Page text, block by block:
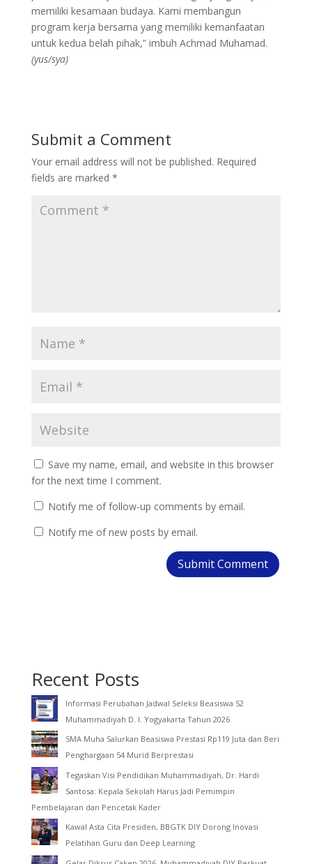
memiliki kesamaan budaya. Kami membangun
program kerja bersama yang memiliki kemanfaatan
untuk kedua belah pihak,” imbuh Achmad Muhamad.
(yus/sya)
Submit a Comment
Your email address will not be published. Required
fields are marked *
Save my name, email, and website in this browser
for the next time I comment.
Notify me of follow-up comments by email.
Notify me of new posts by email.
Recent Posts
Informasi Perubahan Jadwal Seleksi Beasiswa S2
Muhammadiyah D. I. Yogyakarta Tahun 2026
SMA Muha Salurkan Beasiswa Prestasi Rp119 Juta dan Beri
Penghargaan 54 Murid Berprestasi
Tegaskan Visi Pendidikan Muhammadiyah, Dr. Hardi
Santosa: Kepala Sekolah Harus Jadi Pemimpin
Pembelajaran dan Pencetak Kader
Kawal Asta Cita Presiden, BBGTK DIY Dorong Inovasi
Pelatihan Guru dan Deep Learning